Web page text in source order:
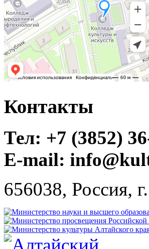
Контакты
Тел: +7 (3852)
E-mail:
656038, Россия, г.